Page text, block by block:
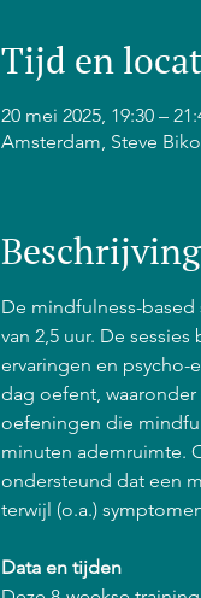
Tijd en
20 mei 2025, 19:30 –
Amsterdam, Steve
Beschrijving
De mindfulness-based
van 2,5 uur. De
ervaringen en psycho-
dag oefent,
oefeningen die
minuten ademruimte.
ondersteund dat een
terwijl (o.a.)
Data en tijden